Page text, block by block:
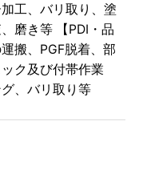
加⼯、バリ取り、塗
磨き等 【PDI・品
搬、PGF脱着、部
ク及び付帯作業
グ、バリ取り等